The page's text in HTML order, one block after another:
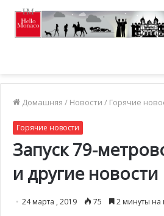
Домашняя / Новости / Горячие
Горячие новости
Запуск 79-
и другие новости
24 марта , 2019 75 2 минуты на